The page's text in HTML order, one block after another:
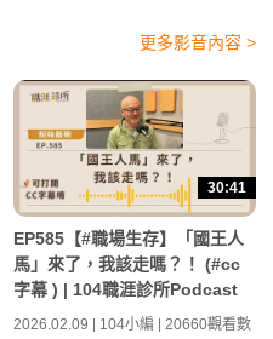
更多影音內容 >
30:41
EP585【#職場生存】「國王人
馬」來了，我該走嗎？！ (#cc
字幕 ) | 104職涯診所Podcast
2026.02.09 | 104小編 | 20660觀看數